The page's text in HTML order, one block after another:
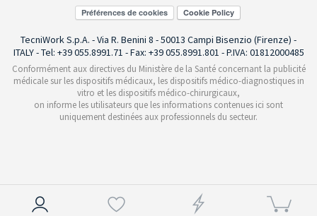
Préférences de cookies
TecniWork S.p.A. - Via R. Benini 8 - 50013 Campi Bisenzio (Firenze) -
ITALY - Tel: +39 055.8991.71 - Fax: +39 055.8991.801 - P.IVA: 01812000485
Conformément aux directives du Ministère de la Santé concernant la publicité
médicale sur les dispositifs médicaux, les dispositifs médico-diagnostiques in
vitro et les dispositifs médico-chirurgicaux,
on informe les utilisateurs que les informations contenues ici sont
uniquement destinées aux professionnels du secteur.